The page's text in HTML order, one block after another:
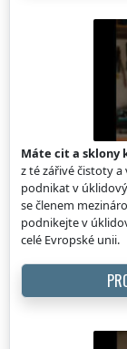
Máte cit a sklony
z té zářivé čistoty
podnikat v
se členem
podnikejte v
celé Evropské unii.